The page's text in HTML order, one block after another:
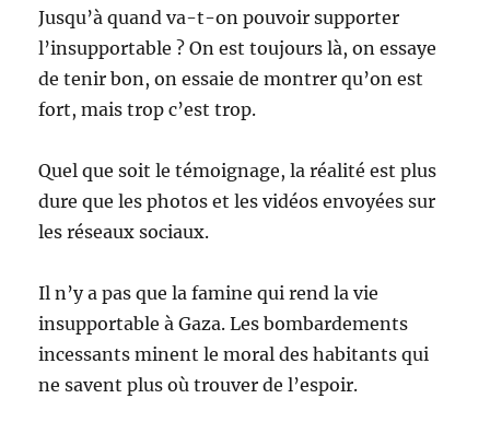
Jusqu’à quand va-t-on pouvoir supporter
l’insupportable ? On est toujours là, on essaye
de tenir bon, on essaie de montrer qu’on est
fort, mais trop c’est trop.
Quel que soit le témoignage, la réalité est plus
dure que les photos et les vidéos envoyées sur
les réseaux sociaux.
Il n’y a pas que la famine qui rend la vie
insupportable à Gaza. Les bombardements
incessants minent le moral des habitants qui
ne savent plus où trouver de l’espoir.